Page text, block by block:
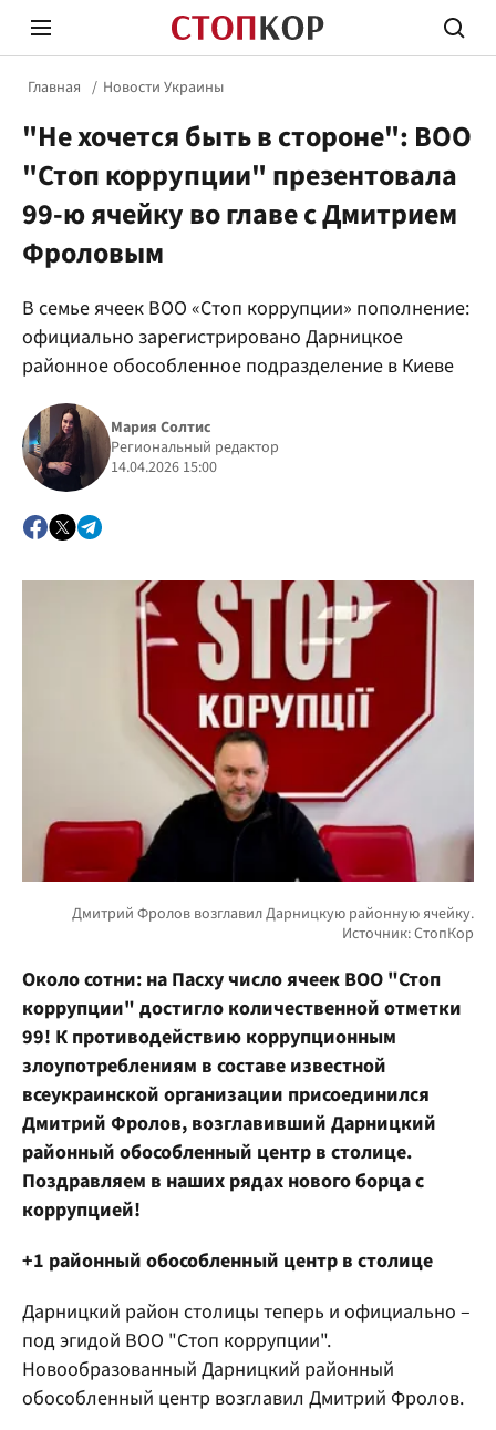
Стоп Политической Коррупции
Политика
Главная Новости Украины
"Не хочется быть в стороне": ВОО
"Стоп коррупции" презентовала
99-ю ячейку во главе с Дмитрием
Фроловым
В семье ячеек ВОО «Стоп коррупции» пополнение:
официально зарегистрировано Дарницкое
районное обособленное подразделение в Киеве
Мария Солтис
Региональный редактор
14.04.2026 15:00
Около сотни: на Пасху число ячеек ВОО "Стоп
коррупции" достигло количественной отметки
99! К противодействию коррупционным
злоупотреблениям в составе известной
всеукраинской организации присоединился
Дмитрий Фролов, возглавивший Дарницкий
районный обособленный центр в столице.
Поздравляем в наших рядах нового борца с
коррупцией!
+1 районный обособленный центр в столице
Дарницкий район столицы теперь и официально –
под эгидой ВОО "Стоп коррупции".
Новообразованный Дарницкий районный
обособленный центр возглавил Дмитрий Фролов.